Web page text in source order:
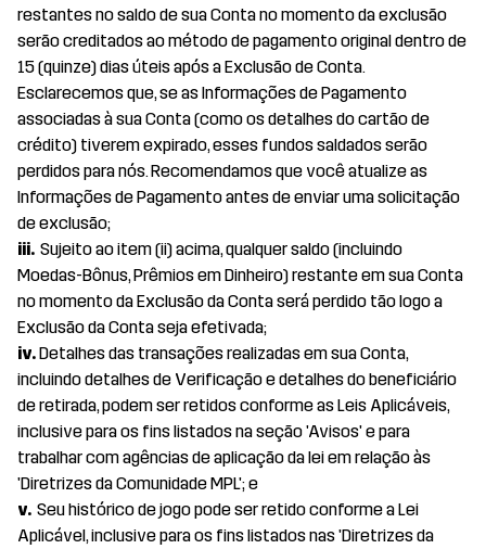
restantes no saldo de sua Conta no momento da exclusão
serão creditados ao método de pagamento original dentro de
15 (quinze) dias úteis após a Exclusão de Conta.
Esclarecemos que, se as Informações de Pagamento
associadas à sua Conta (como os detalhes do cartão de
crédito) tiverem expirado, esses fundos saldados serão
perdidos para nós. Recomendamos que você atualize as
Informações de Pagamento antes de enviar uma solicitação
de exclusão;
iii. Sujeito ao item (ii) acima, qualquer saldo (incluindo
Moedas-Bônus, Prêmios em Dinheiro) restante em sua Conta
no momento da Exclusão da Conta será perdido tão logo a
Exclusão da Conta seja efetivada;
iv.Detalhes das transações realizadas em sua Conta,
incluindo detalhes de Verificação e detalhes do beneficiário
de retirada, podem ser retidos conforme as Leis Aplicáveis,
inclusive para os fins listados na seção 'Avisos' e para
trabalhar com agências de aplicação da lei em relação às
'Diretrizes da Comunidade MPL'; e
v. Seu histórico de jogo pode ser retido conforme a Lei
Aplicável, inclusive para os fins listados nas 'Diretrizes da